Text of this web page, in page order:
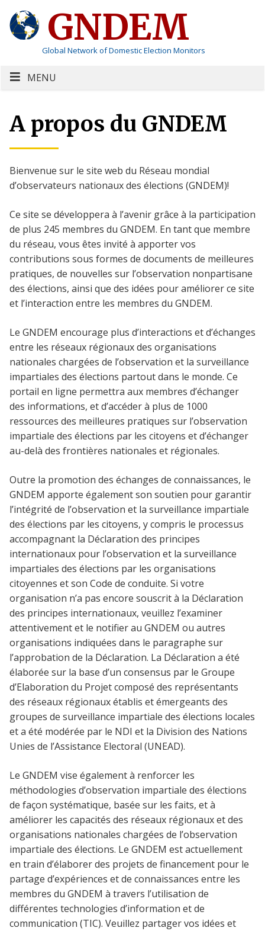
GNDEM
Global Network of Domestic Election Monitors
MENU
A propos du GNDEM
Bienvenue sur le site web du Réseau mondial
d’observateurs nationaux des élections (GNDEM)!
Ce site se développera à l’avenir grâce à la participation
de plus 245 membres du GNDEM. En tant que membre
du réseau, vous êtes invité à apporter vos
contributions sous formes de documents de meilleures
pratiques, de nouvelles sur l’observation nonpartisane
des élections, ainsi que des idées pour améliorer ce site
et l’interaction entre les membres du GNDEM.
Le GNDEM encourage plus d’interactions et d’échanges
entre les réseaux régionaux des organisations
nationales chargées de l’observation et la surveillance
impartiales des élections partout dans le monde. Ce
portail en ligne permettra aux membres d’échanger
des informations, et d’accéder à plus de 1000
ressources des meilleures pratiques sur l’observation
impartiale des élections par les citoyens et d’échanger
au-delà des frontières nationales et régionales.
Outre la promotion des échanges de connaissances, le
GNDEM apporte également son soutien pour garantir
l’intégrité de l’observation et la surveillance impartiale
des élections par les citoyens, y compris le processus
accompagnant la Déclaration des principes
internationaux pour l’observation et la surveillance
impartiales des élections par les organisations
citoyennes et son Code de conduite. Si votre
organisation n’a pas encore souscrit à la Déclaration
des principes internationaux, veuillez l’examiner
attentivement et le notifier au GNDEM ou autres
organisations indiquées dans le paragraphe sur
l’approbation de la Déclaration. La Déclaration a été
élaborée sur la base d’un consensus par le Groupe
d’Elaboration du Projet composé des représentants
des réseaux régionaux établis et émergeants des
groupes de surveillance impartiale des élections locales
et a été modérée par le NDI et la Division des Nations
Unies de l’Assistance Electoral (UNEAD).
Le GNDEM vise également à renforcer les
méthodologies d’observation impartiale des élections
de façon systématique, basée sur les faits, et à
améliorer les capacités des réseaux régionaux et des
organisations nationales chargées de l’observation
impartiale des élections. Le GNDEM est actuellement
en train d’élaborer des projets de financement pour le
partage d’expériences et de connaissances entre les
membres du GNDEM à travers l’utilisation de
différentes technologies d’information et de
communication (TIC). Veuillez partager vos idées et